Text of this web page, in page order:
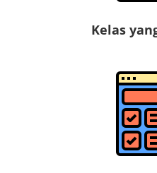
Kelas